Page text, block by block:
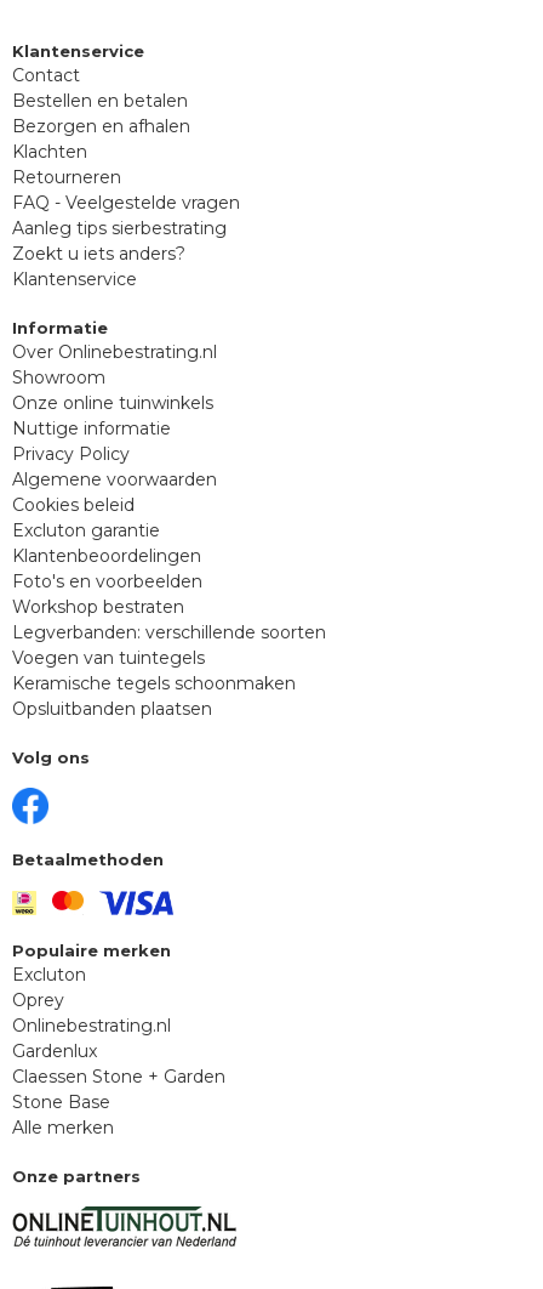
Klantenservice
Contact
Bestellen en betalen
Bezorgen en afhalen
Klachten
Retourneren
FAQ - Veelgestelde vragen
Aanleg tips sierbestrating
Zoekt u iets anders?
Klantenservice
Informatie
Over Onlinebestrating.nl
Showroom
Onze online tuinwinkels
Nuttige informatie
Privacy Policy
Algemene voorwaarden
Cookies beleid
Excluton garantie
Klantenbeoordelingen
Foto's en voorbeelden
Workshop bestraten
Legverbanden: verschillende soorten
Voegen van tuintegels
Keramische tegels schoonmaken
Opsluitbanden plaatsen
Volg ons
Betaalmethoden
Populaire merken
Excluton
Oprey
Onlinebestrating.nl
Gardenlux
Claessen Stone + Garden
Stone Base
Alle merken
Onze partners